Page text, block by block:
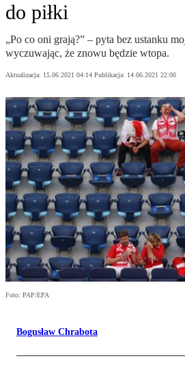
do piłki
„Po co oni grają?” – pyta bez ustanku
wyczuwając, że znowu będzie wtopa.
Aktualizacja: 15.06.2021 04:14 Publikacja: 14.06.2021 22:00
Foto: PAP/EPA
Bogusław Chrabota